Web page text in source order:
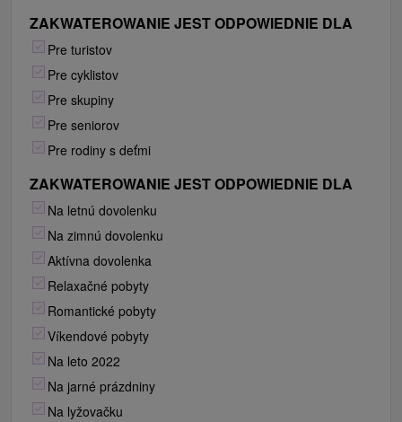
ZAKWATEROWANIE JEST ODPOWIEDNIE DLA
Pre turistov
Pre cyklistov
Pre skupiny
Pre seniorov
Pre rodiny s deťmi
ZAKWATEROWANIE JEST ODPOWIEDNIE DLA
Na letnú dovolenku
Na zimnú dovolenku
Aktívna dovolenka
Relaxačné pobyty
Romantické pobyty
Víkendové pobyty
Na leto 2022
Na jarné prázdniny
Na lyžovačku